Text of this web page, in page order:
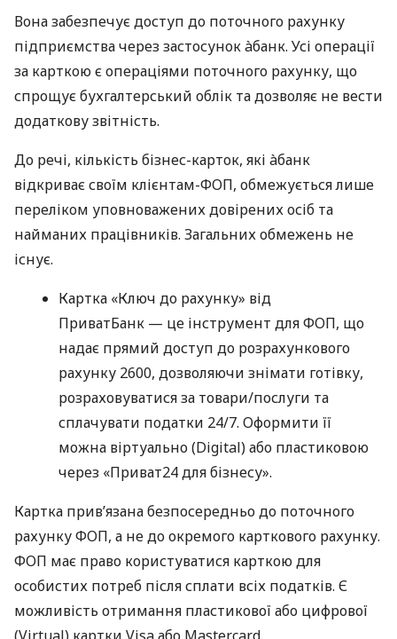
Вона забезпечує доступ до поточного рахунку
підприємства через застосунок àбанк. Усі операції
за карткою є операціями поточного рахунку, що
спрощує бухгалтерський облік та дозволяє не вести
додаткову звітність.
До речі, кількість бізнес-карток, які àбанк
відкриває своїм клієнтам-ФОП, обмежується лише
переліком уповноважених довірених осіб та
найманих працівників. Загальних обмежень не
існує.
Картка «Ключ до рахунку» від
ПриватБанк — це інструмент для ФОП, що
надає прямий доступ до розрахункового
рахунку 2600, дозволяючи знімати готівку,
розраховуватися за товари/послуги та
сплачувати податки 24/7. Оформити її
можна віртуально (Digital) або пластиковою
через «Приват24 для бізнесу».
Картка прив’язана безпосередньо до поточного
рахунку ФОП, а не до окремого карткового рахунку.
ФОП має право користуватися карткою для
особистих потреб після сплати всіх податків. Є
можливість отримання пластикової або цифрової